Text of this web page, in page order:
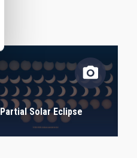
Partial Solar Eclipse